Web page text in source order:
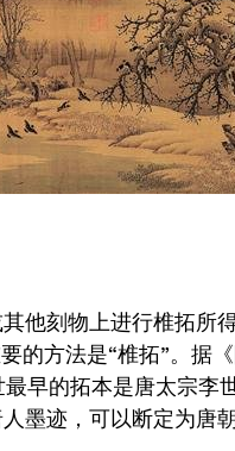
刻物上进行椎拓所得
的方法是“椎拓”。据
早的拓本是唐太宗李
墨迹，可以断定为唐